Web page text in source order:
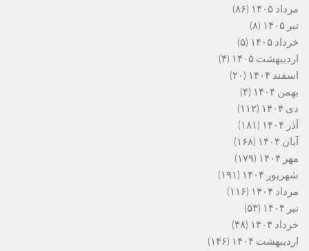
مرداد ۱۴۰۵
(۸۶)
تیر ۱۴۰۵
(۸)
خرداد ۱۴۰۵
(۵)
اردیبهشت ۱۴۰۵
(۴)
اسفند ۱۴۰۴
(۲۰)
بهمن ۱۴۰۴
(۴)
دی ۱۴۰۴
(۱۱۲)
آذر ۱۴۰۴
(۱۸۱)
آبان ۱۴۰۴
(۱۶۸)
مهر ۱۴۰۴
(۱۷۹)
شهریور ۱۴۰۴
(۱۹۱)
مرداد ۱۴۰۴
(۱۱۶)
تیر ۱۴۰۴
(۵۳)
خرداد ۱۴۰۴
(۴۸)
اردیبهشت ۱۴۰۴
(۱۴۶)